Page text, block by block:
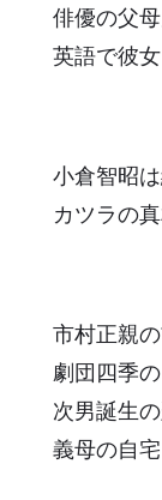
俳優の父
英語で彼女
小倉智昭
カツラの真
市村正親
劇団四季の
次男誕生
義母の自宅